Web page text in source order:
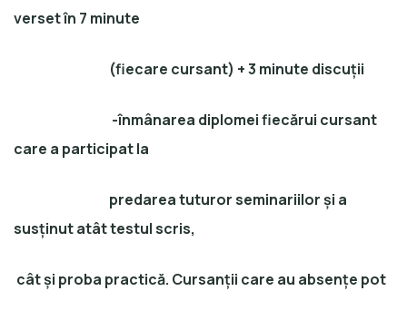
verset în 7 minute
(fiecare cursant) + 3 minute discuții
-înmânarea diplomei fiecărui cursant
care a participat la
predarea tuturor seminariilor și a
susținut atât testul scris,
cât și proba practică. Cursanții care au absențe pot